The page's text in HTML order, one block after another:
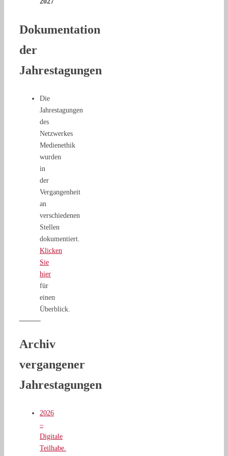
Dokumentation
der
Jahrestagungen
Die
Jahrestagungen
des
Netzwerkes
Medienethik
wurden
in
der
Vergangenheit
an
verschiedenen
Stellen
dokumentiert.
Klicken
Sie
hier
für
einen
Überblick.
Archiv
vergangener
Jahrestagungen
2026
–
Digitale
Teilhabe.